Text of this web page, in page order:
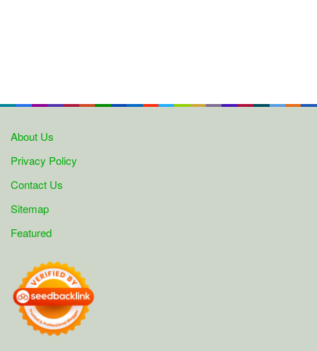
About Us
Privacy Policy
Contact Us
Sitemap
Featured